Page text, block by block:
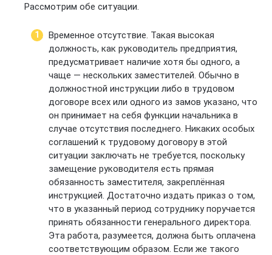
Рассмотрим обе ситуации.
Временное отсутствие. Такая высокая
должность, как руководитель предприятия,
предусматривает наличие хотя бы одного, а
чаще — нескольких заместителей. Обычно в
должностной инструкции либо в трудовом
договоре всех или одного из замов указано, что
он принимает на себя функции начальника в
случае отсутствия последнего. Никаких особых
соглашений к трудовому договору в этой
ситуации заключать не требуется, поскольку
замещение руководителя есть прямая
обязанность заместителя, закреплённая
инструкцией. Достаточно издать приказ о том,
что в указанный период сотруднику поручается
принять обязанности генерального директора.
Эта работа, разумеется, должна быть оплачена
соответствующим образом. Если же такого